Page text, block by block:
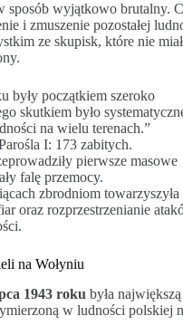
sposób wyjątkowo brutalny.
i zmuszenie pozostałej
ze skupisk, które nie
były początkiem szeroko
skutkiem było
na wielu terenach.”
I: 173 zabitych.
pierwsze masowe
falę przemocy.
zbrodniom towarzyszyła
oraz rozprzestrzenianie
na Wołyniu
1943 roku była największą
w ludności polskiej